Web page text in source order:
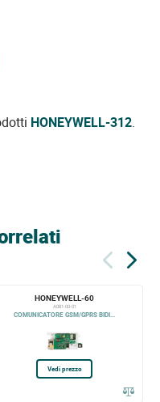
HONEYWELL-312.
HONEYWELL-60
A081-00-01
COMUNICATORE GSM/GPRS BIDI...
Vedi prezzo